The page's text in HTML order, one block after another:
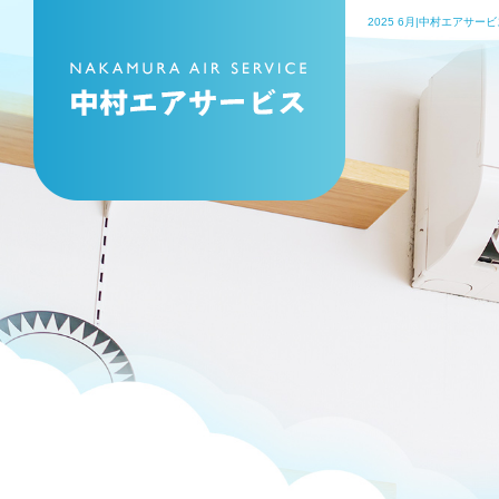
2025 6月|中村エアサービ